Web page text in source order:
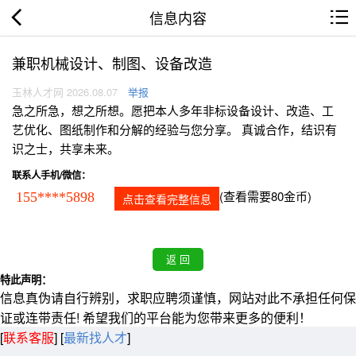
信息内容
兼职机械设计、制图、设备改造
玉林人才网 2026.08.07 举报
急之所急，想之所想。愿把本人多年非标设备设计、改造、工
艺优化、图纸制作和分解的经验与您分享。 真诚合作，结识有
识之士，共享未来。
联系人手机/微信：
155****5898 点击查看完整信息 (查看需要80金币)
特此声明：
信息真伪请自行辨别，求职应聘须谨慎，网站对此不承担任何保
证或连带责任! 希望我们的平台能为您带来更多的便利！
[联系客服] [最新找人才]